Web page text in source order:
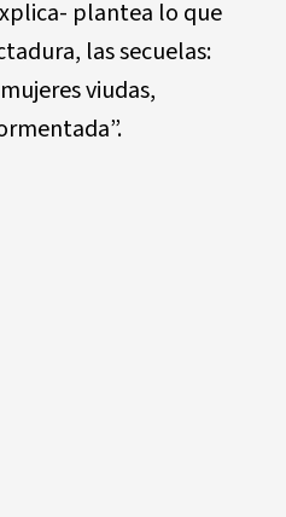
plantea lo que
las secuelas:
viudas,